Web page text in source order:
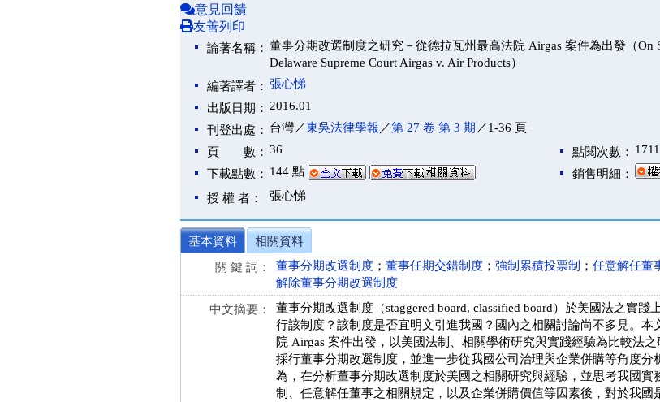
意見回饋
友善列印
論著名稱： 董事分期改選制度之研究－從德拉瓦州最高法院 Airgas 案件為出發（On
Delaware Supreme Court Airgas v. Air Products）
編著譯者： 張心悌
出版日期： 2016.01
刊登出處： 台灣／東吳法律學報 ／第 27 卷 第 3 期 ／1-36 頁
頁 數： 36 點閱次數： 1711
下載點數： 144 點
銷售明細：
授 權 者：
張心悌
基本資料
相關資料
關 鍵 詞：
董事分期改選制度 ； 董事任期交錯制度 ； 強制累積投票制 ； 任意解任董
解除董事分期改選制度
中文摘要：
董事分期改選制度（staggered board, classified board）於美國法之實
行該制度？該制度是否宜明文引進我國？國內之相關討論尚不多見。本
院 Airgas 案件出發，以美國法制、相關學術研究與實踐經驗為比較法
採行董事分期改選制度，並進一步從我國公司治理與企業併購等角度
為，在分析董事分期改選制度於美國之相關研究與經驗，並思考我國
制、任意解任董事之相關規定，以及企業併購價值等因素後，對於我